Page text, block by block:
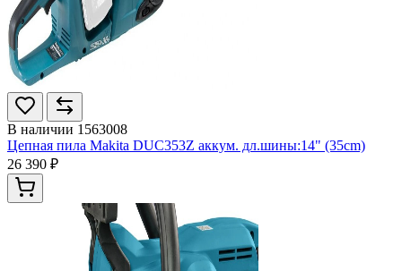
В наличии 1563008
Цепная пила Makita DUC353Z аккум. дл.шины:14" (35cm)
26 390 ₽